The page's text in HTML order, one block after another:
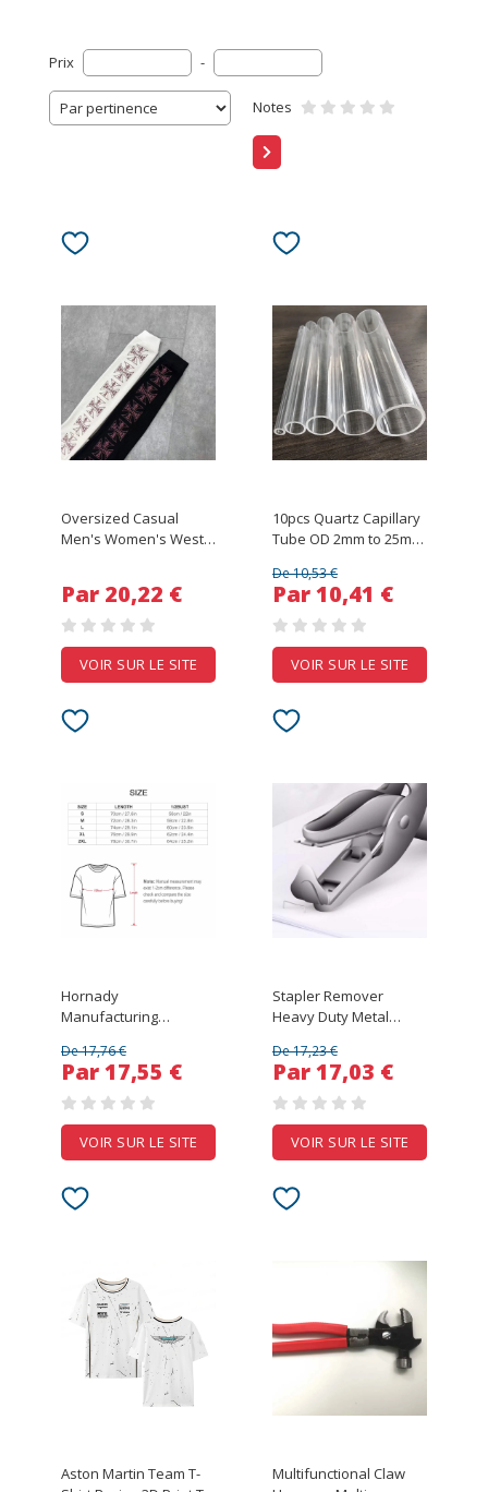
Prix -
Notes
Oversized Casual
Men's Women's West
Design Printed Apricot
Black Waffle Weave T
Par 20,22 €
VOIR SUR LE SITE
10pcs Quartz Capillary
Tube OD 2mm to 25mm
Glass Capillary
Tube/High
Temperature Glass
De 10,53 €
Par 10,41 €
VOIR SUR LE SITE
Hornady
Manufacturing
Moisture Wicking Quick
Dry Tee
De 17,76 €
Par 17,55 €
VOIR SUR LE SITE
Stapler Remover
Heavy Duty Metal
for Office Home School
Mini Staple Puller
De 17,23 €
Par 17,03 €
VOIR SUR LE SITE
Aston Martin Team T-
Multifunctional Claw